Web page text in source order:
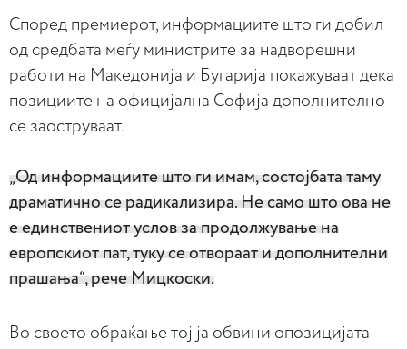
Според премиерот, информациите што ги добил
од средбата меѓу министрите за надворешни
работи на Македонија и Бугарија покажуваат дека
позициите на официјална Софија дополнително
се заоструваат.
„Од информациите што ги имам, состојбата таму
драматично се радикализира. Не само што ова не
е единствениот услов за продолжување на
европскиот пат, туку се отвораат и дополнителни
прашања“, рече Мицкоски.
Во своето обраќање тој ја обвини опозицијата